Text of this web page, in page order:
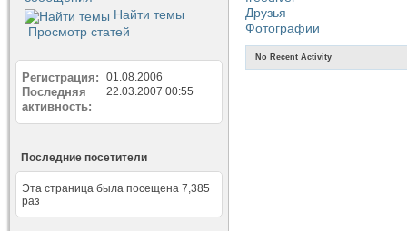
Найти темы
Просмотр статей
Регистрация 01.08.2006
Последняя
активность
22.03.2007 00:55
Последние посетители
Эта страница была посещена 7,385
раз
Друзья
Фотографии
No Recent Activity